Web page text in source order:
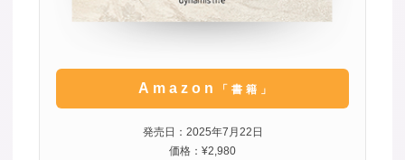
Amazon 「書籍」
発売日：2025年7月22日
価格：¥2,980